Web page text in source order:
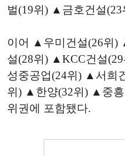
벌(19위) ▲금호건설(23
이어 ▲우미건설(26위)
설(28위) ▲KCC건설
성중공업(24위) ▲서희
위) ▲한양(32위) ▲중흥
위권에 포함됐다.